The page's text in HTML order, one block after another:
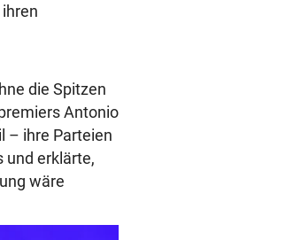
die Spitzen
Antonio
– ihre Parteien
und erklärte,
wäre